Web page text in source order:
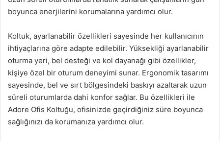
boyunca enerjilerini korumalarına yardımcı olur.
Koltuk, ayarlanabilir özellikleri sayesinde her kullanıcının
ihtiyaçlarına göre adapte edilebilir. Yüksekliği ayarlanabilir
oturma yeri, bel desteği ve kol dayanağı gibi özellikler,
kişiye özel bir oturum deneyimi sunar. Ergonomik tasarımı
sayesinde, bel ve sırt bölgesindeki baskıyı azaltarak uzun
süreli oturumlarda dahi konfor sağlar. Bu özellikleri ile
Adore Ofis Koltuğu, ofisinizde geçirdiğiniz süre boyunca
sağlığınızı da korumanıza yardımcı olur.